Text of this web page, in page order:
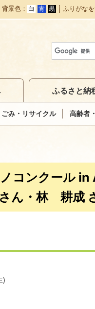
背景色 白 青 黒 ふりがな
ごみ・リサイクル 高齢者
ふるさと納
コンクール in
ん・林 耕成
)